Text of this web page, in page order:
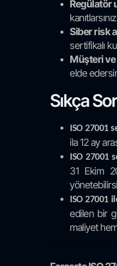
Regülatör
Siber risk
sertifikalı
Müşteri
elde
Sıkça
ISO 27001
ila 12 ay
ISO 27001
31 Ekim
ISO 27001
edilen bir
maliyet